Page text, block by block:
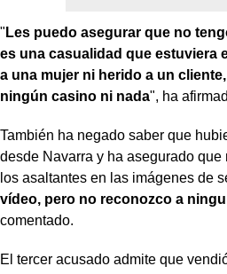
" Les puedo asegurar que no
es una casualidad que estuviera
a una mujer ni herido a un
ningún casino ni nada", ha
También ha negado saber que
desde Navarra y ha asegurado
los asaltantes en las imágenes de
vídeo, pero no reconozco a
comentado.
El tercer acusado admite que